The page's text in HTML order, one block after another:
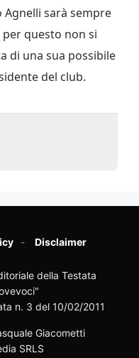
sarà sempre
questo non si
di una sua possibile
del club.
Disclaimer
della Testata
n. 3 del 10/02/2011
Giacometti
SRLS